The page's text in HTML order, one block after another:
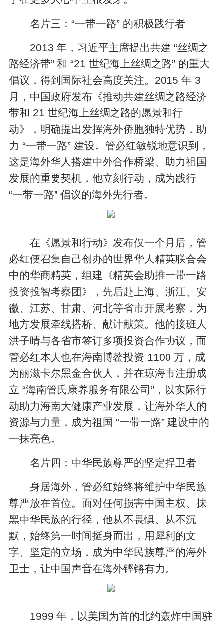
名片三：“一带一路” 的积极践行者
2013 年，习近平主席提出共建 “丝绸之
路经济带” 和 “21 世纪海上丝绸之路” 的重大
倡议，得到国际社会高度关注。2015 年 3
月，中国政府发布《推动共建丝绸之路经济
带和 21 世纪海上丝绸之路的愿景和行
动》，明确提出发挥海外侨胞独特优势，助
力 “一带一路” 建设。管必红敏锐地意识到，
这是海外华人搭建中外合作桥梁、助力祖国
发展的重要契机，他立刻行动，成为践行
“一带一路” 倡议的海外先行者。
在《愿景和行动》发布仅一个月后，管
必红便召集自己创办的世界华人精英联合会
中的华商精英，组建《精英会助推一带一路
投资投智考察团》，先后赴上海、浙江、安
徽、江苏、甘肃、河北等省市开展考察，为
地方发展牵线搭桥、献计献策。他的接班人
洪子晴与各省市签订多项投资合作协议，而
管必红本人也在海南博鳌投资 1100 万，成
为丽滋卡尔黑金合伙人，并在琼海市注册成
立 “海南管氏康养服务有限公司”，以实际行
动助力海南大健康产业发展，让海外华人的
资源与力量，成为祖国 “一带一路” 建设中的
一抹亮色。
名片四：中华民族尊严的坚定捍卫者
身居海外，管必红始终将维护中华民族
尊严放在首位。面对任何损害中国主权、抹
黑中华民族的行径，他从不畏惧、从不沉
默，始终第一时间挺身而出，用犀利的文
字、坚定的立场，成为中华民族尊严的海外
卫士，让中国声音在海外铿锵有力。
1999 年，以美国为首的北约轰炸中国驻